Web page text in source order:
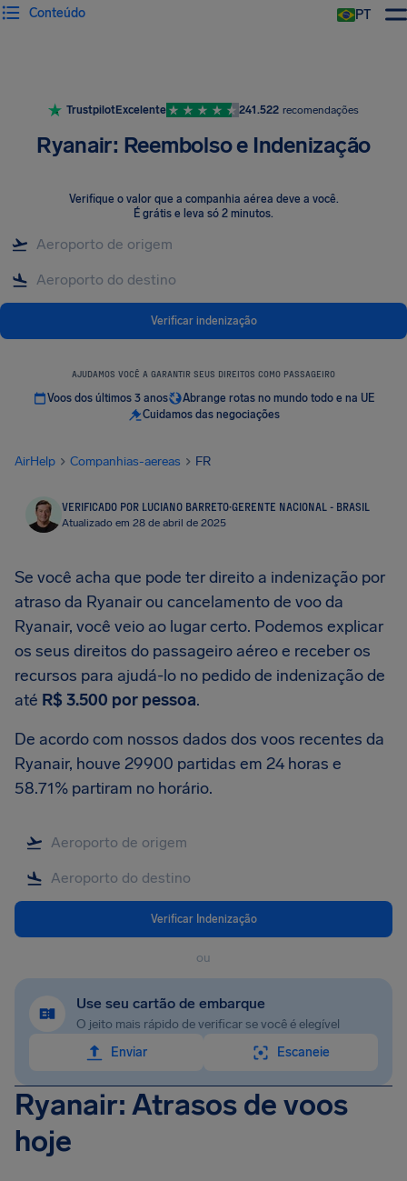
PT
Conteúdo
TrustpilotExcelente 241.522 recomendações
Ryanair: Reembolso e Indenização
Verifique o valor que a companhia aérea deve a você.
É grátis e leva só 2 minutos.
Verificar indenização
AJUDAMOS VOCÊ A GARANTIR SEUS DIREITOS COMO PASSAGEIRO
Voos dos últimos 3 anos
Abrange rotas no mundo todo e na UE
Cuidamos das negociações
AirHelp Companhias-aereas FR
VERIFICADO POR LUCIANO BARRETO·GERENTE NACIONAL - BRASIL
Atualizado em 28 de abril de 2025
Se você acha que pode ter direito a indenização por
atraso da Ryanair ou cancelamento de voo da
Ryanair, você veio ao lugar certo. Podemos explicar
os seus direitos do passageiro aéreo e receber os
recursos para ajudá-lo no pedido de indenização de
até R$ 3.500 por pessoa.
De acordo com nossos dados dos voos recentes da
Ryanair, houve 29900 partidas em 24 horas e
58.71% partiram no horário.
Verificar Indenização
ou
Use seu cartão de embarque
O jeito mais rápido de verificar se você é elegível
Enviar
Escaneie
Ryanair: Atrasos de voos
hoje